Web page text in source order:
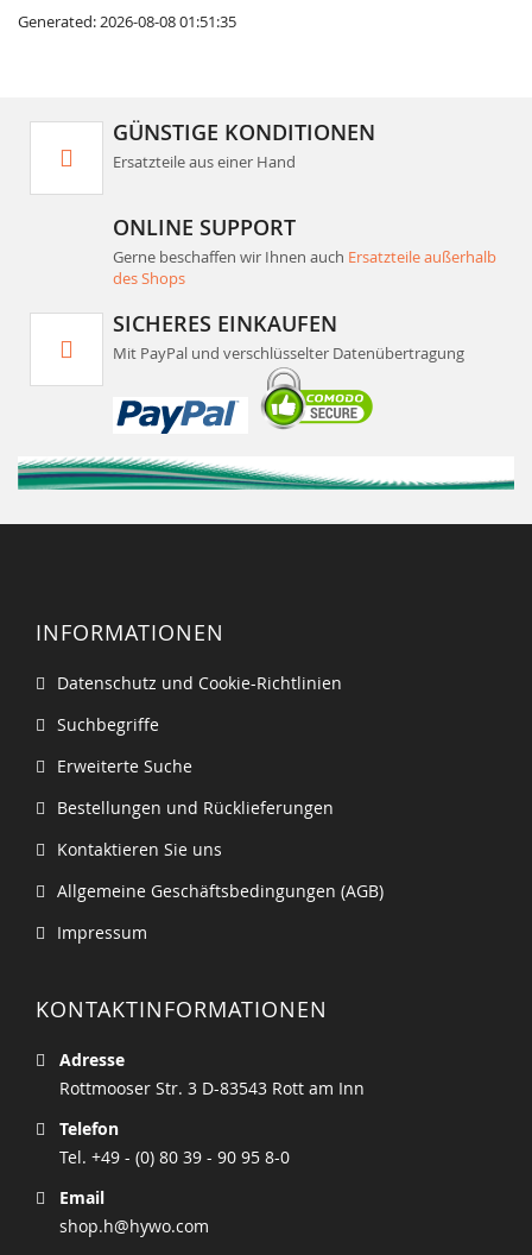
Generated: 2026-08-08 01:51:35
GÜNSTIGE KONDITIONEN
Ersatzteile aus einer Hand
ONLINE SUPPORT
Gerne beschaffen wir Ihnen auch Ersatzteile außerhalb
des Shops
SICHERES EINKAUFEN
Mit PayPal und verschlüsselter Datenübertragung
INFORMATIONEN
Datenschutz und Cookie-Richtlinien
Suchbegriffe
Erweiterte Suche
Bestellungen und Rücklieferungen
Kontaktieren Sie uns
Allgemeine Geschäftsbedingungen (AGB)
Impressum
KONTAKTINFORMATIONEN
Adresse
Rottmooser Str. 3 D-83543 Rott am Inn
Telefon
Tel. +49 - (0) 80 39 - 90 95 8-0
Email
shop.h@hywo.com